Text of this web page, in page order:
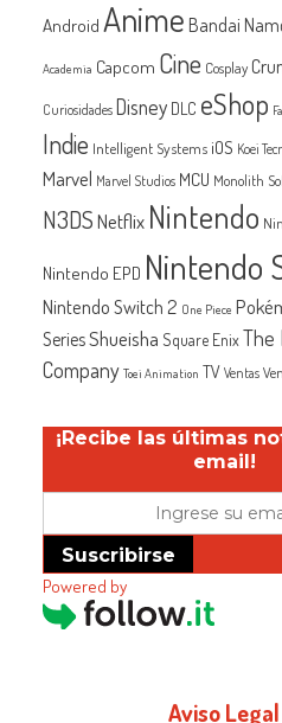
Android Anime Bandai
Academia Capcom Cine Cosplay
Curiosidades Disney DLC eShop
Indie Intelligent Systems iOS Koei
Marvel Marvel Studios MCU Monolith
N3DSNetflix Nintendo
Nintendo EPD Nintendo
Nintendo Switch 2 One Piece
SeriesShueisha Square EnixThe
Company Toei Animation TV Ventas
¡Recibe las últimas
email!
Suscribirse
Powered by
Aviso Legal